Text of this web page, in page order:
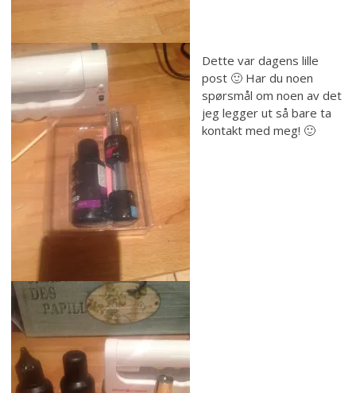
Dette var dagens lille
post 🙂 Har du noen
spørsmål om noen av det
jeg legger ut så bare ta
kontakt med meg! 🙂